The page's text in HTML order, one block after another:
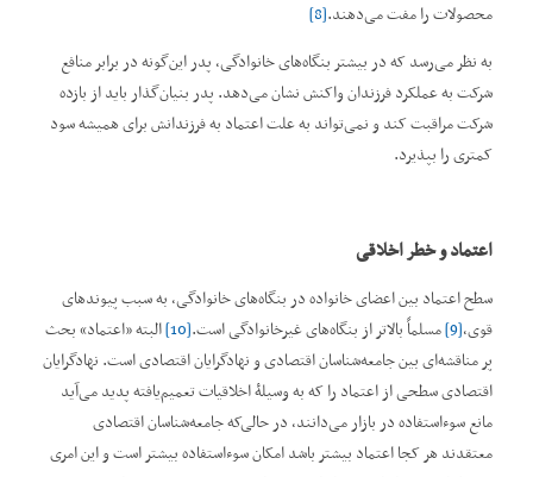
محصولات را مفت می‌دهند.[8]
به نظر می‌رسد که در بیشتر بنگاه‌های خانوادگی، پدر این‌گونه در برابر منافع
شرکت به عملکرد فرزندان واکنش نشان می‌دهد. پدر بنیان‌گذار باید از بازده
شرکت مراقبت کند و نمی‌تواند به علت اعتماد به فرزندانش برای همیشه سود
کمتری را بپذیرد.
اعتماد و خطر اخلاقی
سطح اعتماد بین اعضای خانواده در بنگاه‌های خانوادگی، به سبب پیوندهای
قوی،[9] مسلماً بالاتر از بنگاه‌های غیرخانوادگی است.[10]
البته ”اعتماد“ بحث
پر مناقشه‌ای بین جامعه‌شناسان اقتصادی و نهادگرایان اقتصادی است. نهادگرایان
اقتصادی سطحی از اعتماد را که به وسیلۀ اخلاقیات تعمیم‌یافته پدید می‌آید
مانع سوءاستفاده در بازار می‌دانند، در حالی‌که جامعه‌شناسان اقتصادی
معتقدند هر کجا اعتماد بیشتر باشد امکان سوءاستفاده بیشتر است و این امری